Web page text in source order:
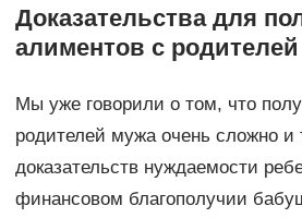
Доказательства для
алиментов с
Мы уже говорили о том, что
родителей мужа очень сложно и
доказательств нуждаемости
финансовом благополучии